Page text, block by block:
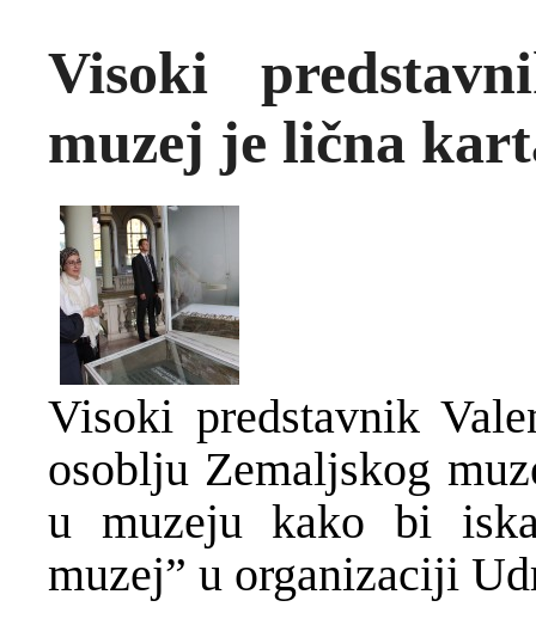
Visoki
muzej je lična
Visoki predstavnik
osoblju Zemaljskog
u muzeju kako bi
muzej” u organizaciji